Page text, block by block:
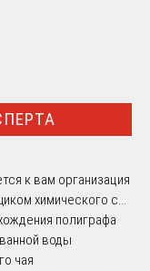
к вам организация
химического с...
полиграфа
воды
чая